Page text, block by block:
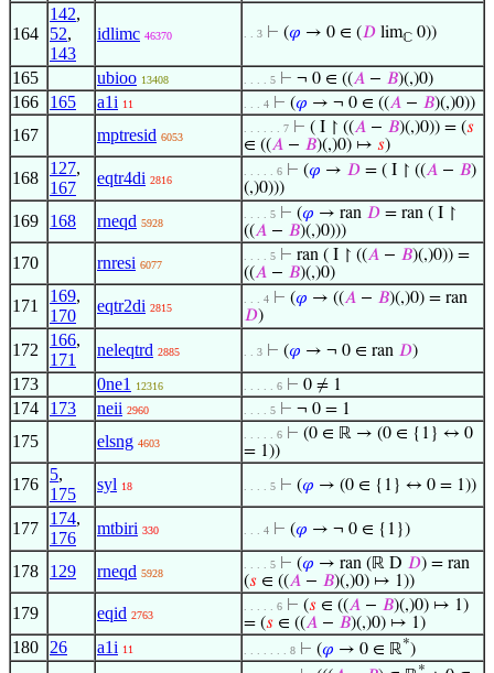
164
142,
52,
143
idlimc 46370 . . 3 ⊢ (𝜑 → 0 ∈ (𝐷 limℂ 0))
165 ubioo 13408 . . . . 5 ⊢ ¬ 0 ∈ ((𝐴 − 𝐵)(,)0)
166 165 a1i 11 . . . 4 ⊢ (𝜑 → ¬ 0 ∈ ((𝐴 − 𝐵)(,)0))
167 mptresid 6053
. . . . . . 7 ⊢ ( I ↾ ((𝐴 − 𝐵)(,)0)) = (𝑠
∈ ((𝐴 − 𝐵)(,)0) ↦ 𝑠)
168
127,
167
eqtr4di 2816
. . . . . 6 ⊢ (𝜑 → 𝐷 = ( I ↾ ((𝐴 − 𝐵)
(,)0)))
169 168 rneqd 5928
. . . . 5 ⊢ (𝜑 → ran 𝐷 = ran ( I ↾
((𝐴 − 𝐵)(,)0)))
170 rnresi 6077
. . . . 5 ⊢ ran ( I ↾ ((𝐴 − 𝐵)(,)0)) =
((𝐴 − 𝐵)(,)0)
171
169,
170
eqtr2di 2815
. . . 4 ⊢ (𝜑 → ((𝐴 − 𝐵)(,)0) = ran
𝐷)
172
166,
171
neleqtrd 2885 . . 3 ⊢ (𝜑 → ¬ 0 ∈ ran 𝐷)
173 0ne1 12316 . . . . . 6 ⊢ 0 ≠ 1
174 173 neii 2960 . . . . 5 ⊢ ¬ 0 = 1
175 elsng 4603
. . . . . 6 ⊢ (0 ∈ ℝ → (0 ∈ {1} ↔ 0
= 1))
176
5,
175
syl 18 . . . . 5 ⊢ (𝜑 → (0 ∈ {1} ↔ 0 = 1))
177
174,
176
mtbiri 330 . . . 4 ⊢ (𝜑 → ¬ 0 ∈ {1})
178 129 rneqd 5928
. . . . 5 ⊢ (𝜑 → ran (ℝ D 𝐷) = ran
(𝑠 ∈ ((𝐴 − 𝐵)(,)0) ↦ 1))
179 eqid 2763
. . . . . 6 ⊢ (𝑠 ∈ ((𝐴 − 𝐵)(,)0) ↦ 1)
= (𝑠 ∈ ((𝐴 − 𝐵)(,)0) ↦ 1)
180 26 a1i 11 . . . . . . . 8 ⊢ (𝜑 → 0 ∈ ℝ*)